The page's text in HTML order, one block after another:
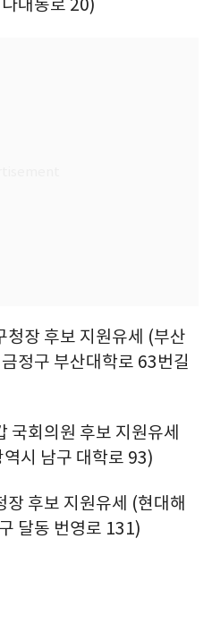
대동로 20)
장 후보 지원유세 (부산
정구 부산대학로 63번길
국회의원 후보 지원유세
시 남구 대학로 93)
후보 지원유세 (현대해
달동 번영로 131)